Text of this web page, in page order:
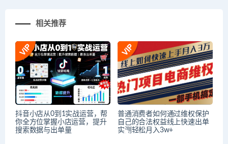
相关推荐
抖音小店从0到1实战运营，帮
你全方位掌握小店运营，提升
搜索数据与出单量
普通消费者如何通过维权保护
自己的合法权益线上快速出单
实测轻松月入3w+